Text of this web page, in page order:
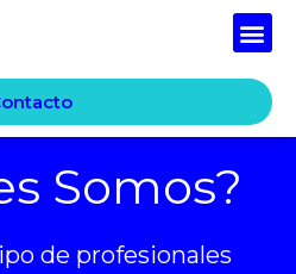
Somos?
de profesionales